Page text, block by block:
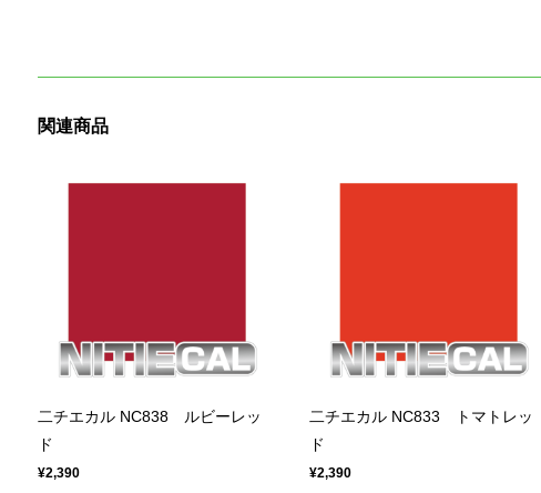
関連商品
二チエカル NC838 ルビーレッ
ド
¥2,390
二チエカル NC833 トマトレッ
ド
¥2,390